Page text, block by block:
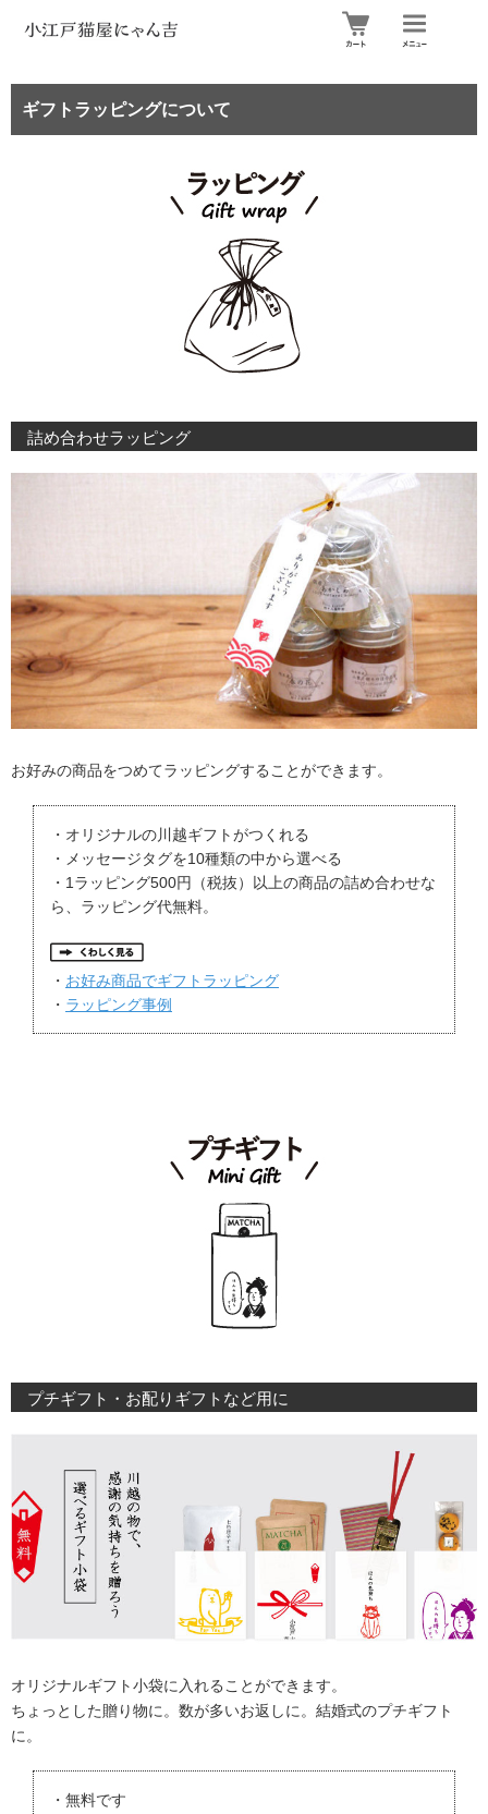
ギフトラッピングについて
詰め合わせラッピング
お好みの商品をつめてラッピングすることができます。
・オリジナルの川越ギフトがつくれる
・メッセージタグを10種類の中から選べる
・1ラッピング500円（税抜）以上の商品の詰め合わせな
ら、ラッピング代無料。
・ お好み商品でギフトラッピング
・ ラッピング事例
プチギフト・お配りギフトなど用に
オリジナルギフト小袋に入れることができます。
ちょっとした贈り物に。数が多いお返しに。結婚式のプチギフト
に。
・無料です